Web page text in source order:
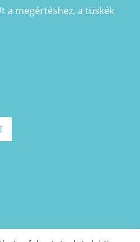
a megértéshez, a tüskék